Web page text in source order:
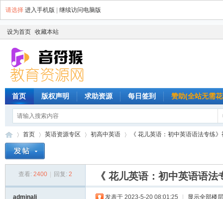
请选择 进入手机版 继续访问电脑版
设为首页 收藏本站
首页 版权声明 求助资源 每日签到 赞助(全站无需
首页
›
英语资源专区 初高中英语
›
《 花儿英语：初中英语语法专练
查看: 2400 回复: 2 《 花儿英语：初中英语语
adminali 发表于 2023-5-20 08:01:25 显示全部楼层